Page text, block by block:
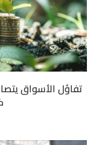
تفاؤل الأسواق